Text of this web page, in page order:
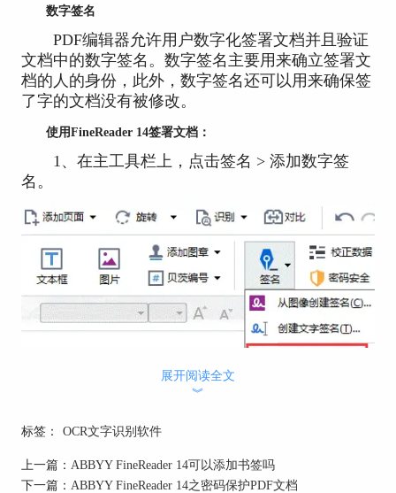
数字签名
PDF编辑器允许用户数字化签署文档并且验证
文档中的数字签名。数字签名主要用来确立签署文
档的人的身份，此外，数字签名还可以用来确保签
了字的文档没有被修改。
使用FineReader 14签署文档：
1、在主工具栏上，点击签名 > 添加数字签
名。
2、从‘签名为’下拉列表中选择要使用的证书，
证书’。
如果要使用的证书不在列表中，则需要先安
装。在Windows Explorer中右击该证书，从快捷菜
展开阅读全文
︾
标签： OCR文字识别软件
上一篇： ABBYY FineReader 14可以添加书签吗
下一篇： ABBYY FineReader 14之密码保护PDF文档